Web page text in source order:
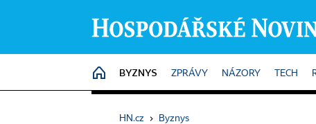
HOME
BYZNYS ZPRÁVY NÁZORY TECH
HN.cz › Byznys